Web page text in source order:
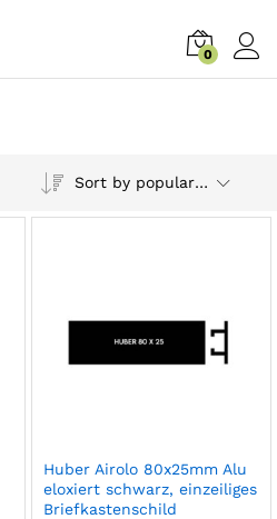
0
Sort by popularity
Huber Airolo 80x25mm Alu
eloxiert schwarz, einzeiliges
Briefkastenschild